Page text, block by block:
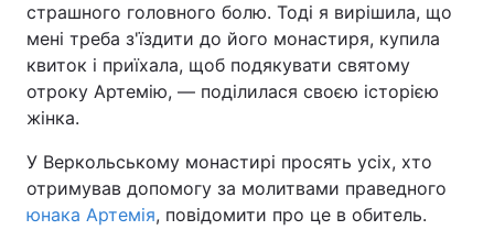
Тема оформлення
страшного головного болю. Тоді я вирішила, що
мені треба з'їздити до його монастиря, купила
квиток і приїхала, щоб подякувати святому
отроку Артемію, — поділилася своєю історією
жінка.
У Веркольському монастирі просять усіх, хто
отримував допомогу за молитвами праведного
юнака Артемія, повідомити про це в обитель.